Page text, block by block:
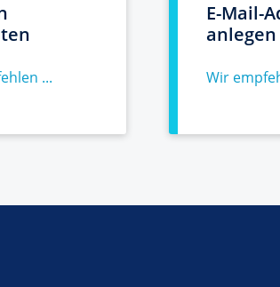
...
E-Mail-
anlegen
Wir